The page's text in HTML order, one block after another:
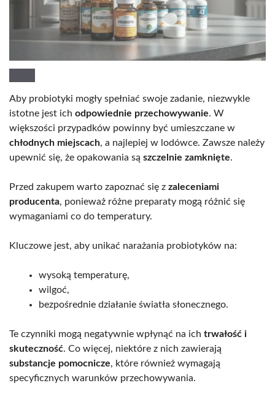
Aby probiotyki mogły spełniać swoje zadanie, niezwykle
istotne jest ich odpowiednie przechowywanie. W
większości przypadków powinny być umieszczane w
chłodnych miejscach, a najlepiej w lodówce. Zawsze należy
upewnić się, że opakowania są szczelnie zamknięte.
Przed zakupem warto zapoznać się z zaleceniami
producenta, ponieważ różne preparaty mogą różnić się
wymaganiami co do temperatury.
Kluczowe jest, aby unikać narażania probiotyków na:
wysoką temperaturę,
wilgoć,
bezpośrednie działanie światła słonecznego.
Te czynniki mogą negatywnie wpłynąć na ich trwałość i
skuteczność. Co więcej, niektóre z nich zawierają
substancje pomocnicze, które również wymagają
specyficznych warunków przechowywania.